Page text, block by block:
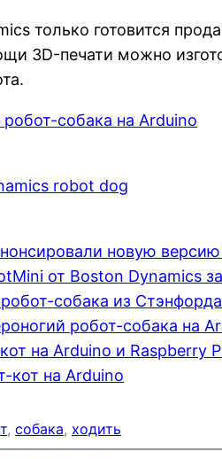
только готовится
3D-печати можно
собака на Arduino
robot dog
новую
от Boston Dynamics
собака из
робот-собака на
на Arduino и Raspberry
кот на Arduino
, собака, ходить